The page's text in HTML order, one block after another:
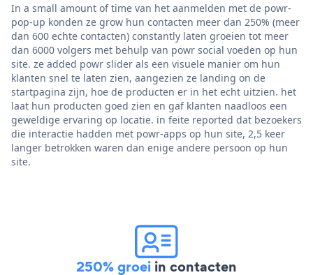
In a small amount of time van het aanmelden met de powr-
pop-up konden ze grow hun contacten meer dan 250% (meer
dan 600 echte contacten) constantly laten groeien tot meer
dan 6000 volgers met behulp van powr social voeden op hun
site. ze added powr slider als een visuele manier om hun
klanten snel te laten zien, aangezien ze landing on de
startpagina zijn, hoe de producten er in het echt uitzien. het
laat hun producten goed zien en gaf klanten naadloos een
geweldige ervaring op locatie. in feite reported dat bezoekers
die interactie hadden met powr-apps op hun site, 2,5 keer
langer betrokken waren dan enige andere persoon op hun
site.
250% groei in contacten